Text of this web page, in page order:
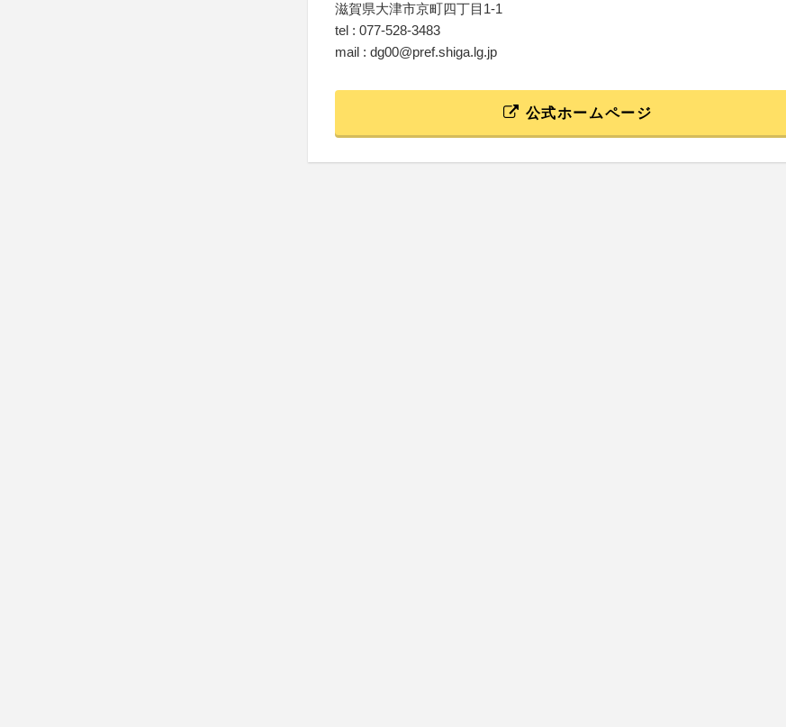
滋賀県大津市京町四丁目1-1
tel : 077-528-3483
mail : dg00@pref.shiga.lg.jp
公式ホームページ